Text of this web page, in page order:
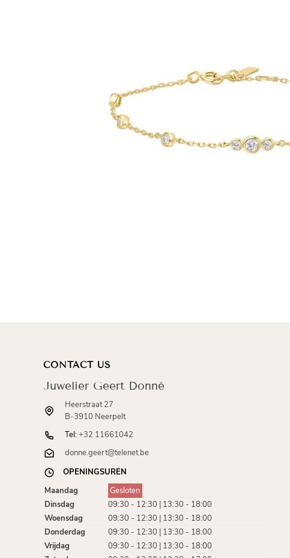
CONTACT US
Juwelier Geert Donné
Heerstraat 27
B-3910 Neerpelt
Tel:+32 11661042
donne.geert@telenet.be
OPENINGSUREN
Maandag
Gesloten
Dinsdag
09:30 - 12:30 | 13:30 - 18:00
Woensdag
09:30 - 12:30 | 13:30 - 18:00
Donderdag
09:30 - 12:30 | 13:30 - 18:00
Vrijdag
09:30 - 12:30 | 13:30 - 18:00